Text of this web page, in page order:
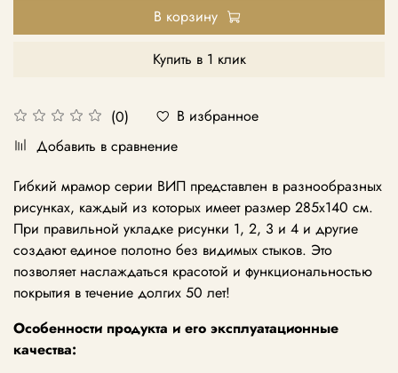
(0)
В избранное
Добавить в сравнение
В корзину
Купить в 1 клик
Гибкий мрамор серии ВИП представлен в разнообразных
рисунках, каждый из которых имеет размер 285х140 см.
При правильной укладке рисунки 1, 2, 3 и 4 и другие
создают единое полотно без видимых стыков. Это
позволяет наслаждаться красотой и функциональностью
покрытия в течение долгих 50 лет!
Особенности продукта и его эксплуатационные
качества: